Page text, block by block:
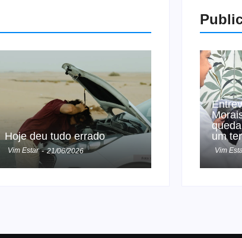
Hoje deu tudo errado
Vim Estar - 21/06/2026
um
Vim